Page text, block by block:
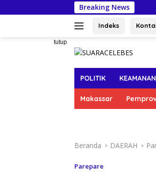
ke
Breaking News
Indeks
tutup
POLITIK KEAMANAN
Makassar
Beranda DAERAH
Parepare